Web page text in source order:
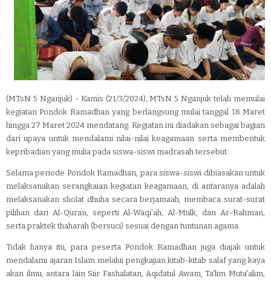
(MTsN 5 Nganjuk) - Kamis (21/3/2024), MTsN 5 Nganjuk telah memulai
kegiatan Pondok Ramadhan yang berlangsung mulai tanggal 18 Maret
hingga 27 Maret 2024 mendatang. Kegiatan ini diadakan sebagai bagian
dari upaya untuk mendalami nilai-nilai keagamaan serta membentuk
kepribadian yang mulia pada siswa-siswi madrasah tersebut.
Selama periode Pondok Ramadhan, para siswa-siswi dibiasakan untuk
melaksanakan serangkaian kegiatan keagamaan, di antaranya adalah
melaksanakan sholat dhuha secara berjamaah, membaca surat-surat
pilihan dari Al-Quran, seperti Al-Waqi'ah, Al-Mulk, dan Ar-Rahman,
serta praktek thaharah (bersuci) sesuai dengan tuntunan agama.
Tidak hanya itu, para peserta Pondok Ramadhan juga diajak untuk
mendalami ajaran Islam melalui pengkajian kitab-kitab salaf yang kaya
akan ilmu, antara lain Siir Fashalatan, Aqidatul Awam, Ta'lim Muta'alim,